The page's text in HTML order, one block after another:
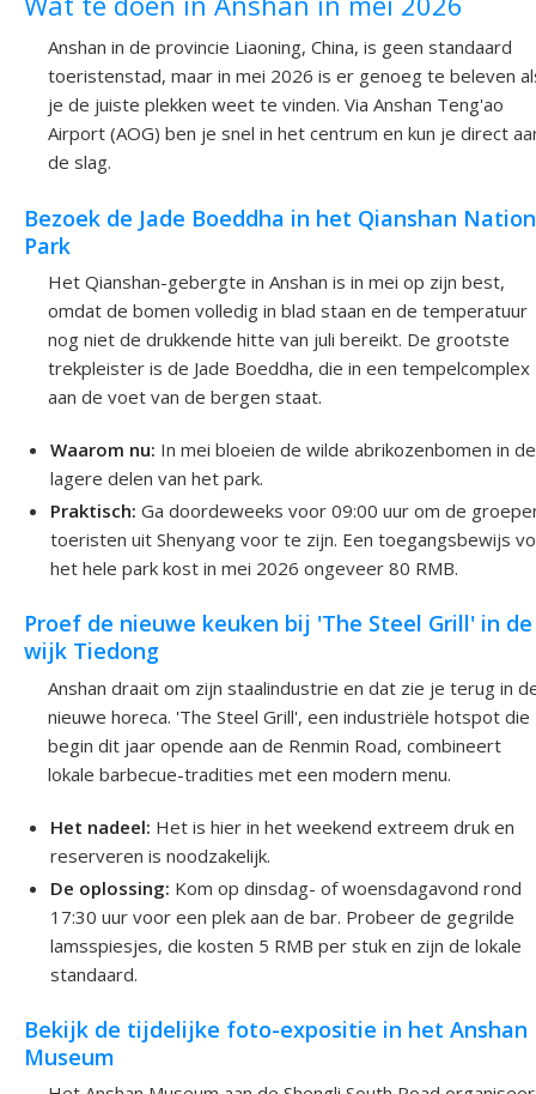
Anshan in de provincie Liaoning, China, is geen standaard
toeristenstad, maar in mei 2026 is er genoeg te beleven
je de juiste plekken weet te vinden. Via Anshan Teng'ao
Airport (AOG) ben je snel in het centrum en kun je direct
de slag.
Bezoek de Jade Boeddha in het Qianshan
Park
Het Qianshan-gebergte in Anshan is in mei op zijn best,
omdat de bomen volledig in blad staan en de temperatuur
nog niet de drukkende hitte van juli bereikt. De grootste
trekpleister is de Jade Boeddha, die in een tempelcomplex
aan de voet van de bergen staat.
Waarom nu: In mei bloeien de wilde abrikozenbomen in de
lagere delen van het park.
Praktisch: Ga doordeweeks voor 09:00 uur om de
toeristen uit Shenyang voor te zijn. Een toegangsbewijs
het hele park kost in mei 2026 ongeveer 80 RMB.
Proef de nieuwe keuken bij 'The Steel Grill' in de
wijk Tiedong
Anshan draait om zijn staalindustrie en dat zie je terug in
nieuwe horeca. 'The Steel Grill', een industriële hotspot die
begin dit jaar opende aan de Renmin Road, combineert
lokale barbecue-tradities met een modern menu.
Het nadeel: Het is hier in het weekend extreem druk en
reserveren is noodzakelijk.
De oplossing: Kom op dinsdag- of woensdagavond rond
17:30 uur voor een plek aan de bar. Probeer de gegrilde
lamsspiesjes, die kosten 5 RMB per stuk en zijn de lokale
standaard.
Bekijk de tijdelijke foto-expositie in het Anshan
Museum